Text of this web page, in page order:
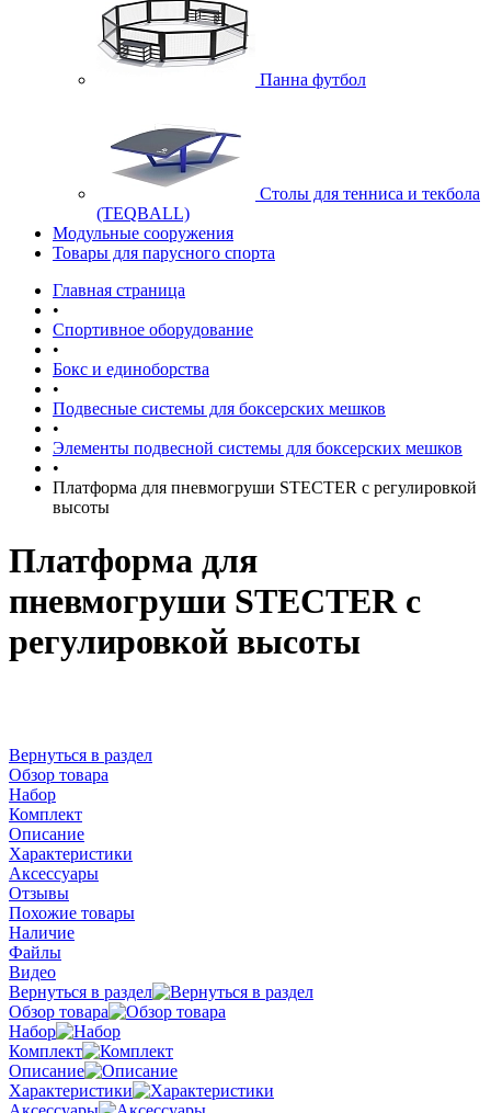
Панна футбол
Cтолы для тенниса и текбола
(TEQBALL)
Модульные сооружения
Товары для парусного спорта
Главная страница
•
Спортивное оборудование
•
Бокс и единоборства
•
Подвесные системы для боксерских мешков
•
Элементы подвесной системы для боксерских мешков
•
Платформа для пневмогруши STECTER с регулировкой
высоты
Платформа для
пневмогруши STECTER с
регулировкой высоты
Вернуться в раздел
Обзор товара
Набор
Комплект
Описание
Характеристики
Аксессуары
Отзывы
Похожие товары
Наличие
Файлы
Видео
Вернуться в раздел
Обзор товара
Набор
Комплект
Описание
Характеристики